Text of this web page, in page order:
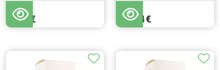
12,95
9,71 € 13,64€